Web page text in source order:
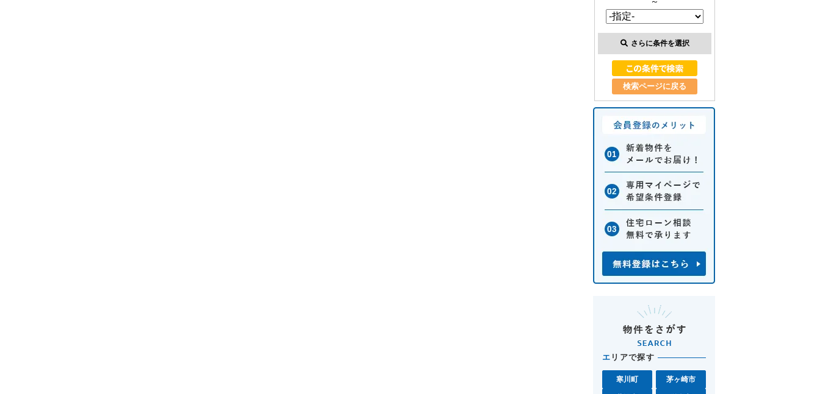
さらに条件を選択
検索ページに戻る
エ リアで探す
寒川町 茅ヶ崎市